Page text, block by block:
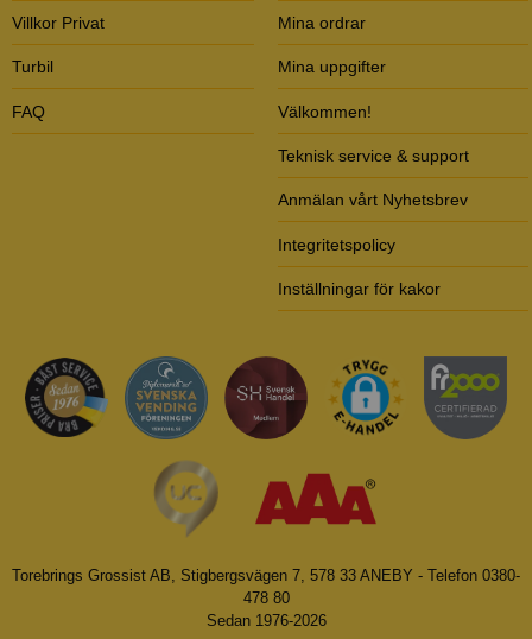
Villkor Privat
Turbil
FAQ
Mina ordrar
Mina uppgifter
Välkommen!
Teknisk service & support
Anmälan vårt Nyhetsbrev
Integritetspolicy
Inställningar för kakor
Torebrings Grossist AB, Stigbergsvägen 7, 578 33 ANEBY - Telefon 0380-
478 80
Sedan 1976-2026